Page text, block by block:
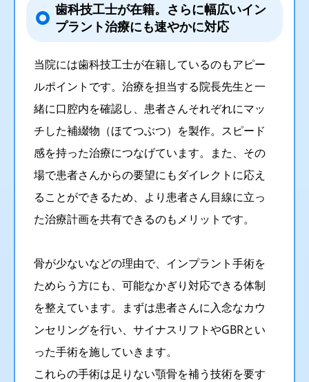
歯科技工士が在籍。さらに幅広いイン
プラント治療にも速やかに対応
当院には歯科技工士が在籍しているのもアピー
ルポイントです。治療を担当する院長先生と一
緒に口腔内を確認し、患者さんそれぞれにマッ
チした補綴物（ほてつぶつ）を製作。スピード
感を持った治療につなげています。また、その
場で患者さんからの要望にもダイレクトに応え
ることができるため、より患者さん目線に立っ
た治療計画を共有できるのもメリットです。
骨が少ないなどの理由で、インプラント手術を
ためらう方にも、可能なかぎり対応できる体制
を整えています。まずは患者さんに入念なカウ
ンセリングを行い、サイナスリフトやGBRとい
った手術を施していきます。
これらの手術は足りない顎骨を補う技術を要す